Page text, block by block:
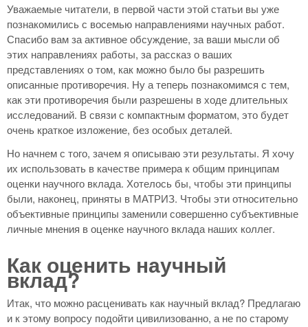
Уважаемые читатели, в первой части этой статьи вы уже
познакомились с восемью направлениями научных работ.
Спасибо вам за активное обсуждение, за ваши мысли об
этих направлениях работы, за рассказ о ваших
представлениях о том, как можно было бы разрешить
описанные противоречия. Ну а теперь познакомимся с тем,
как эти противоречия были разрешены в ходе длительных
исследований. В связи с компактным форматом, это будет
очень краткое изложение, без особых деталей.
Но начнем с того, зачем я описываю эти результаты. Я хочу
их использовать в качестве примера к общим принципам
оценки научного вклада. Хотелось бы, чтобы эти принципы
были, наконец, приняты в МАТРИЗ. Чтобы эти относительно
объективные принципы заменили совершенно субъективные
личные мнения в оценке научного вклада наших коллег.
Как оценить научный
вклад?
Итак, что можно расценивать как научный вклад? Предлагаю
и к этому вопросу подойти цивилизованно, а не по старому